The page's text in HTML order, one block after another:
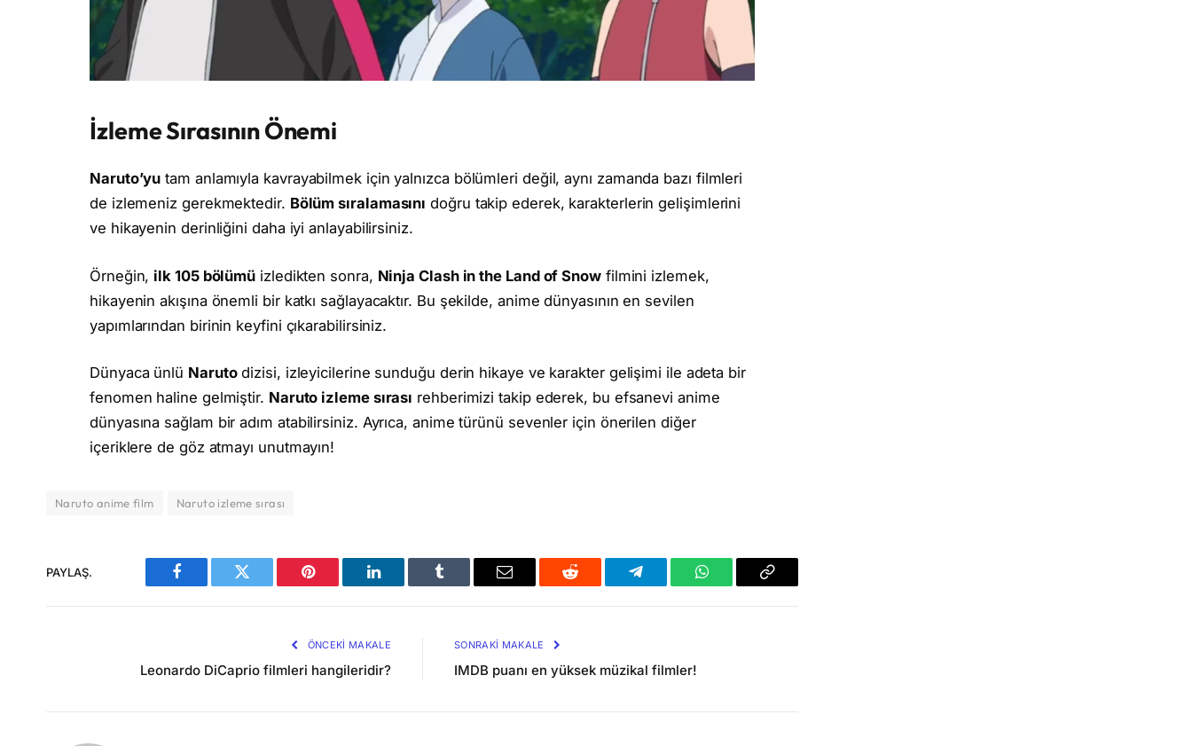
İzleme Sırasının Önemi
Naruto’yu tam anlamıyla kavrayabilmek için yalnızca bölümleri değil, aynı zamanda bazı filmleri
de izlemeniz gerekmektedir. Bölüm sıralamasını doğru takip ederek, karakterlerin gelişimlerini
ve hikayenin derinliğini daha iyi anlayabilirsiniz.
Örneğin, ilk 105 bölümü izledikten sonra, Ninja Clash in the Land of Snowfilmini izlemek,
hikayenin akışına önemli bir katkı sağlayacaktır. Bu şekilde, anime dünyasının en sevilen
yapımlarından birinin keyfini çıkarabilirsiniz.
Dünyaca ünlü Narutodizisi, izleyicilerine sunduğu derin hikaye ve karakter gelişimi ile adeta bir
fenomen haline gelmiştir. Naruto izleme sırası rehberimizi takip ederek, bu efsanevi anime
dünyasına sağlam bir adım atabilirsiniz. Ayrıca, anime türünü sevenler için önerilen diğer
içeriklere de göz atmayı unutmayın!
Naruto anime film Naruto izleme sırası
PAYLAŞ.
Facebook Twitter Pinterest LinkedIn Tumblr Email Reddit Telegram WhatsAppBağlantıyı
ÖNCEKI MAKALE
Leonardo DiCaprio filmleri hangileridir?
SONRAKI MAKALE
IMDB puanı en yüksek müzikal filmler!